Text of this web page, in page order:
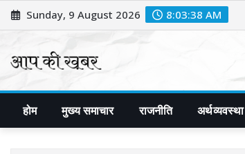
Skip
to
Sunday, 9 August 2026 8:03:39 AM
होम मुख्य समाचार राजनीति अर्थव्यवस्था